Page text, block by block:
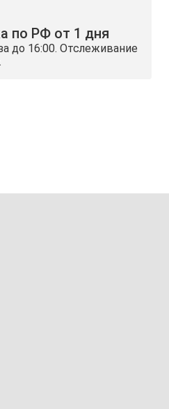
по РФ от 1 дня
до 16:00. Отслеживание